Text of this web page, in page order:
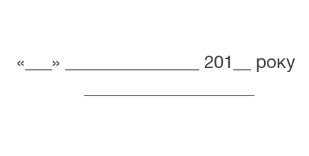
«___» _______________ 201__ року